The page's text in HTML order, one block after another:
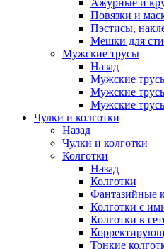
Ажурные и
Повязки и
Пэстисы,
Мешки для
Мужские трусы
Назад
Мужские
Мужские
Мужские
Чулки и колготки
Назад
Чулки и колготки
Колготки
Назад
Колготки
Фантазийные
Колготки с
Колготки в
Тонкие